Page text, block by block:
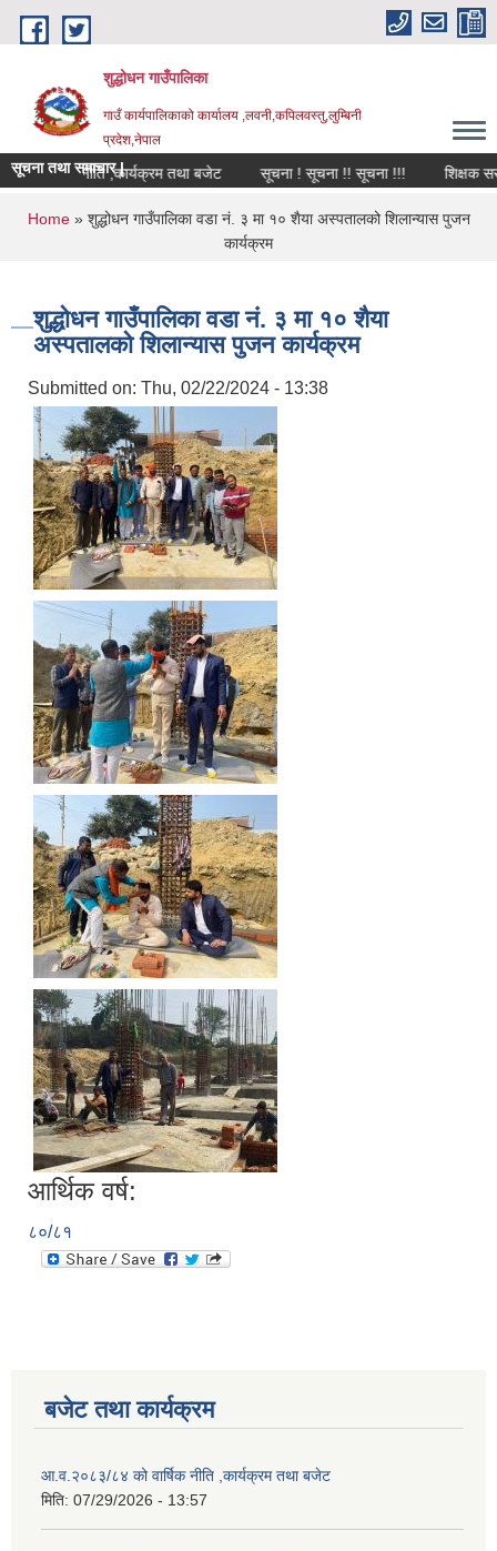
Skip to main content
शुद्धोधन गाउँपालिका
गाउँ कार्यपालिकाको कार्यालय ,लवनी,कपिलवस्तु,लुम्बिनी
प्रदेश,नेपाल
सूचना तथा समाचार |
वार्षिक नीति ,कार्यक्रम तथा बजेट सूचना ! सूचना !! सूचना !!! शिक्षक
You are here
Home» शुद्धोधन गाउँपालिका वडा नं. ३ मा १० शैया अस्पतालको शिलान्यास पुजन
कार्यक्रम
शुद्धोधन गाउँपालिका वडा नं. ३ मा १० शैया
अस्पतालको शिलान्यास पुजन कार्यक्रम
Submitted on: Thu, 02/22/2024 - 13:38
आर्थिक वर्ष:
८०/८१
बजेट तथा कार्यक्रम
आ.व.२०८३/८४ को वार्षिक नीति ,कार्यक्रम तथा बजेट
मिति: 07/29/2026 - 13:57